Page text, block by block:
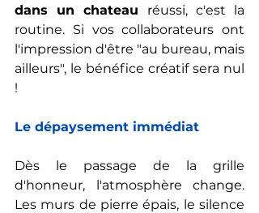
dans un chateau réussi, c'est la
routine. Si vos collaborateurs ont
l'impression d'être "au bureau, mais
ailleurs", le bénéfice créatif sera nul
!
Le dépaysement immédiat
Dès le passage de la grille
d'honneur, l'atmosphère change.
Les murs de pierre épais, le silence